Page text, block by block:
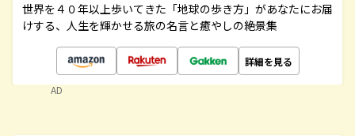
世界を４０年以上歩いてきた「地球の歩き方」があなたにお届
けする、人生を輝かせる旅の名言と癒やしの絶景集
詳細を見る
AD